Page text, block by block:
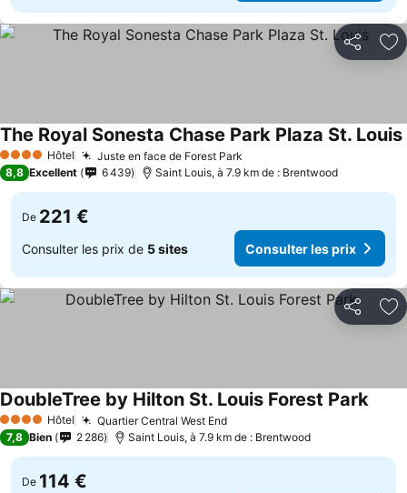
Partager
4 Étoiles Hôtel Juste en face de Forest Park
The Royal Sonesta Chase Park Plaza St. Louis
8,8 Excellent 6 439 Saint Louis, à 7.9 km de : Brentwood
De 221 €
Consulter les prix de 5 sites Consulter les prix
Partager
4 Étoiles Hôtel Quartier Central West EndConsulter les prix
DoubleTree by Hilton St. Louis Forest Park
7,8 Bien 2 286 Saint Louis, à 7.9 km de : Brentwood
De 114 €